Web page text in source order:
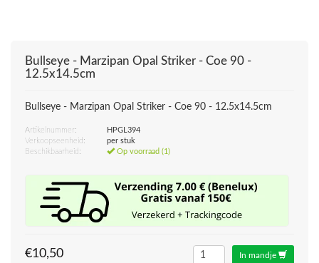
Bullseye - Marzipan Opal Striker - Coe 90 -
12.5x14.5cm
Bullseye - Marzipan Opal Striker - Coe 90 - 12.5x14.5cm
Artikelnummer:
HPGL394
Verkoopseenheid:
per stuk
Beschikbaarheid:
Op voorraad (1)
€10,50 In mandje